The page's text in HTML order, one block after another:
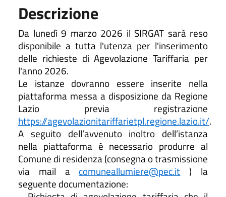
Descrizione
Da lunedì 9 marzo 2026 il SIRGAT sarà reso
disponibile a tutta l'utenza per l'inserimento
delle richieste di Agevolazione Tariffaria per
l'anno 2026.
Le istanze dovranno essere inserite nella
piattaforma messa a disposizione da Regione
Lazio previa registrazione
https://agevolazionitariffarietpl.regione.lazio.it/.
A seguito dell’avvenuto inoltro dell’istanza
nella piattaforma è necessario produrre al
Comune di residenza (consegna o trasmissione
via mail a comuneallumiere@pec.it ) la
seguente documentazione: